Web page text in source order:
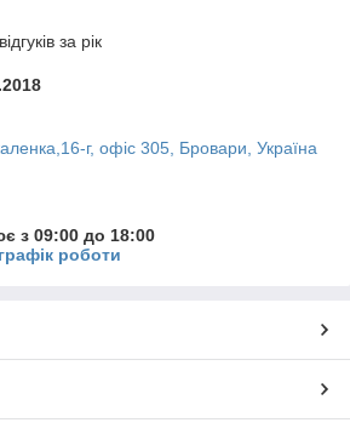
за рік
г, офіс 305, Бровари, Україна
з 09:00 до 18:00
роботи